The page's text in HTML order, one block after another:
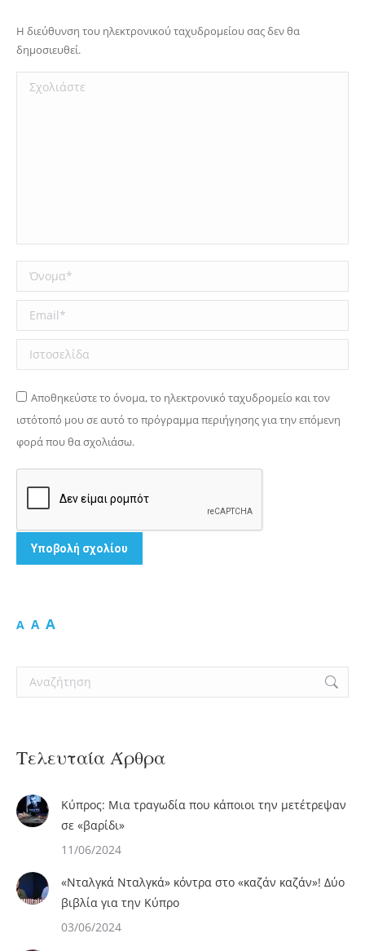
Η διεύθυνση του ηλεκτρονικού ταχυδρομείου σας δεν θα
δημοσιευθεί.
Σχολιάστε
Όνομα *
Email *
Ιστοσελίδα
Αποθηκεύστε το όνομα, το ηλεκτρονικό ταχυδρομείο και τον
ιστότοπό μου σε αυτό το πρόγραμμα περιήγησης για την επόμενη
φορά που θα σχολιάσω.
Υποβολή σχολίου
A A A
Search:
Τελευταία Άρθρα
Κύπρος: Μια τραγωδία που κάποιοι την μετέτρεψαν
σε «βαρίδι»
11/06/2024
«Νταλγκά Νταλγκά» κόντρα στο «καζάν καζάν»! Δύο
βιβλία για την Κύπρο
03/06/2024